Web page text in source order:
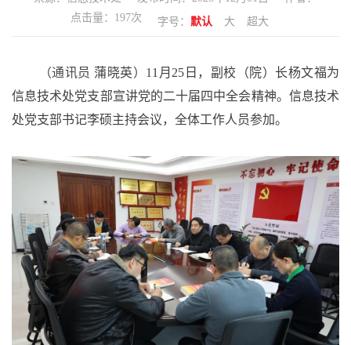
点击量： 197次 字号： 默认 大 超大
（通讯员 蒲晓英） 1 1 月 25 日，副校（院）长杨文福为
信息技术处党支部宣讲党的二十届四中全会精神。 信息技术
处党支部书记李硕主持会议，全体工作人员参加。